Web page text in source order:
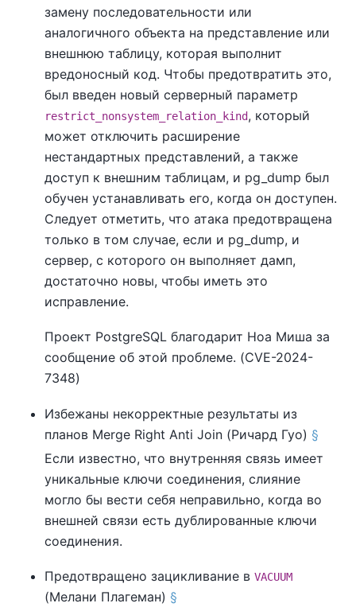
замену последовательности или
аналогичного объекта на представление или
внешнюю таблицу, которая выполнит
вредоносный код. Чтобы предотвратить это,
был введен новый серверный параметр
restrict_nonsystem_relation_kind, который
может отключить расширение
нестандартных представлений, а также
доступ к внешним таблицам, и pg_dump был
обучен устанавливать его, когда он доступен.
Следует отметить, что атака предотвращена
только в том случае, если и pg_dump, и
сервер, с которого он выполняет дамп,
достаточно новы, чтобы иметь это
исправление.
Проект PostgreSQL благодарит Ноа Миша за
сообщение об этой проблеме. (CVE-2024-
7348)
Избежаны некорректные результаты из
планов Merge Right Anti Join (Ричард Гуо) §
Если известно, что внутренняя связь имеет
уникальные ключи соединения, слияние
могло бы вести себя неправильно, когда во
внешней связи есть дублированные ключи
соединения.
Предотвращено зацикливание в VACUUM
(Мелани Плагеман) §